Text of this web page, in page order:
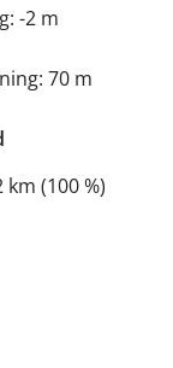
-2 m
70 m
km (100 %)